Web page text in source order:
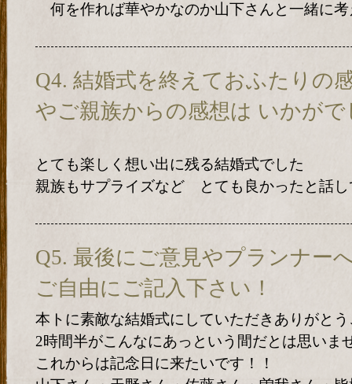
何を作れば華やかなのか山下さんと一緒に考
Q4. 結婚式を終えておふたりの
やご親族からの感想は いかが
とても楽しく想い出に残る結婚式でした
親族もサプライズなど とても良かったと話し
Q5. 最後にご意見やプランナー
ご自由にご記入下さい！
本トに素敵な結婚式にしていただきありがと
2時間半がこんなにあっという間だとは思いま
これからは記念日に来たいです！！